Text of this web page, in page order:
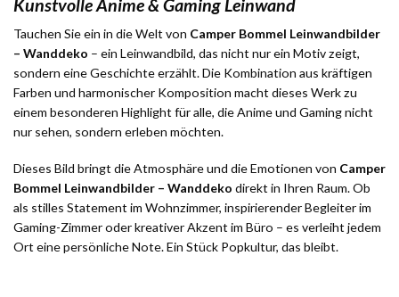
Kunstvolle Anime & Gaming Leinwand
Tauchen Sie ein in die Welt von Camper Bommel Leinwandbilder
– Wanddeko – ein Leinwandbild, das nicht nur ein Motiv zeigt,
sondern eine Geschichte erzählt. Die Kombination aus kräftigen
Farben und harmonischer Komposition macht dieses Werk zu
einem besonderen Highlight für alle, die Anime und Gaming nicht
nur sehen, sondern erleben möchten.
Dieses Bild bringt die Atmosphäre und die Emotionen von Camper
Bommel Leinwandbilder – Wanddeko direkt in Ihren Raum. Ob
als stilles Statement im Wohnzimmer, inspirierender Begleiter im
Gaming-Zimmer oder kreativer Akzent im Büro – es verleiht jedem
Ort eine persönliche Note. Ein Stück Popkultur, das bleibt.